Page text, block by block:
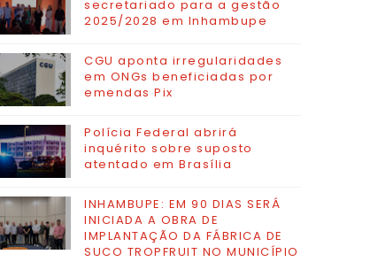
VISITADASsecretariado para a gestão
2025/2028 em Inhambupe
CGU aponta irregularidades
em ONGs beneficiadas por
emendas Pix
Polícia Federal abrirá
inquérito sobre suposto
atentado em Brasília
INHAMBUPE: EM 90 DIAS SERÁ
INICIADA A OBRA DE
IMPLANTAÇÃO DA FÁBRICA DE
SUCO TROPFRUIT NO MUNICÍPIO